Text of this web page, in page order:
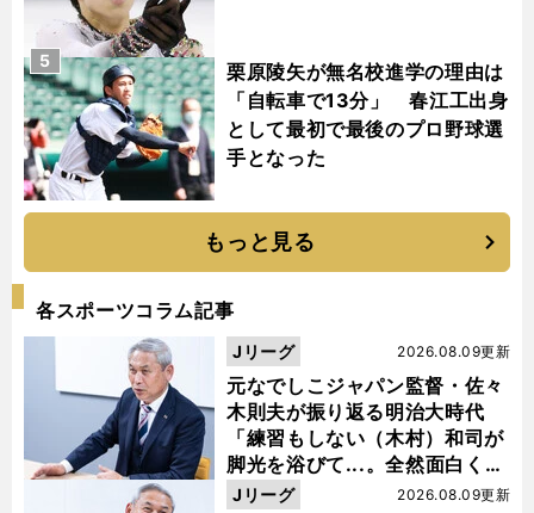
栗原陵矢が無名校進学の理由は
「自転車で13分」 春江工出身
として最初で最後のプロ野球選
手となった
5
もっと見る
各スポーツコラム記事
元なでしこジャパン監督・佐々
木則夫が振り返る明治大時代
「練習もしない（木村）和司が
脚光を浴びて...。全然面白くな
い４年間でした」
2026.08.09更新
Jリーグ
2026.08.09更新
Jリーグ